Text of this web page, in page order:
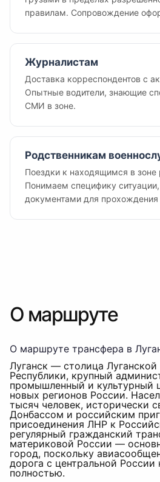
правилам. Сопровождение
Журналистам
Доставка корреспондентов с
Опытные водители, знающие
СМИ в зоне.
Родственникам
Поездки к находящимся в зоне
Понимаем специфику
документами для
О маршруте
О маршруте трансфера в
Луганск — столица
Республики, крупный
промышленный и культурный
новых регионов России.
тысяч человек, исторически
Донбассом и российским
присоединения ЛНР к
регулярный гражданский
материковой России —
город, поскольку
дорога с центральной России
полностью.